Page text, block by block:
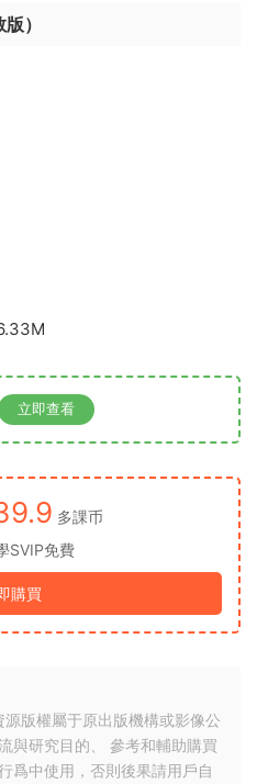
）
立即查看
多課币
SVIP免費
購買
版權屬于原出版機構或影像公
與研究目的、 參考和輔助購買
爲中使用，否則後果請用戶自